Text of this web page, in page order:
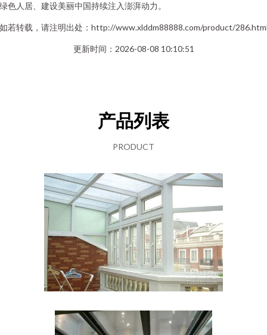
色人居、建设美丽中国持续注入澎湃动力。
若转载，请注明出处：http://www.xlddm88888.com/product/
更新时间：2026-08-08 10:10:51
产品列表
PRODUCT